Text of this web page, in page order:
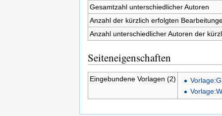
Gesamtzahl unterschiedlicher Autoren
Anzahl der kürzlich erfolgten
Anzahl unterschiedlicher Autoren der
Seiteneigenschaften
Eingebundene Vorlagen (2)